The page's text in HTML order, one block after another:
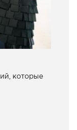
которые